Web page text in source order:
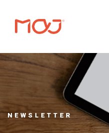
contenu
NEWSLETTER